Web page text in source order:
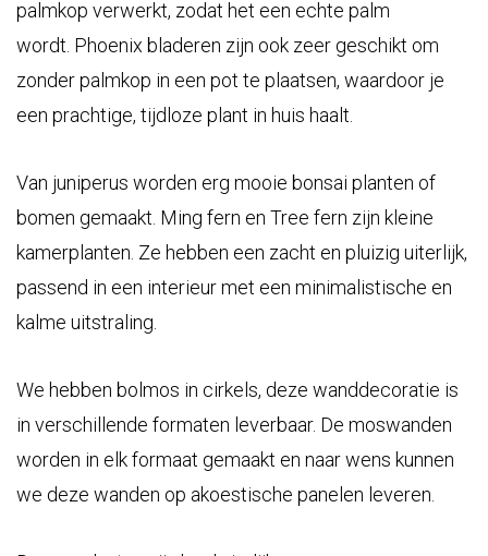
palmkop verwerkt, zodat het een echte palm
wordt. Phoenix bladeren zijn ook zeer geschikt om
zonder palmkop in een pot te plaatsen, waardoor je
een prachtige, tijdloze plant in huis haalt.
Van juniperus worden erg mooie bonsai planten of
bomen gemaakt. Ming fern en Tree fern zijn kleine
kamerplanten. Ze hebben een zacht en pluizig uiterlijk,
passend in een interieur met een minimalistische en
kalme uitstraling.
We hebben bolmos in cirkels, deze wanddecoratie is
in verschillende formaten leverbaar. De moswanden
worden in elk formaat gemaakt en naar wens kunnen
we deze wanden op akoestische panelen leveren.